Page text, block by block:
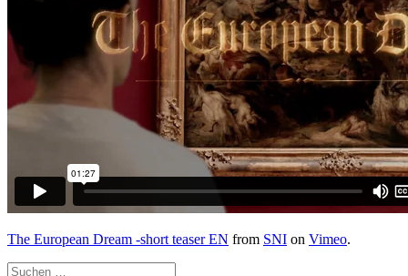
The European Dream -short teaser EN from SNI on Vimeo.
Suchen